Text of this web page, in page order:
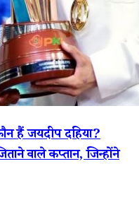
जयदीप दहिया?
वाले कप्तान, जिन्होंने